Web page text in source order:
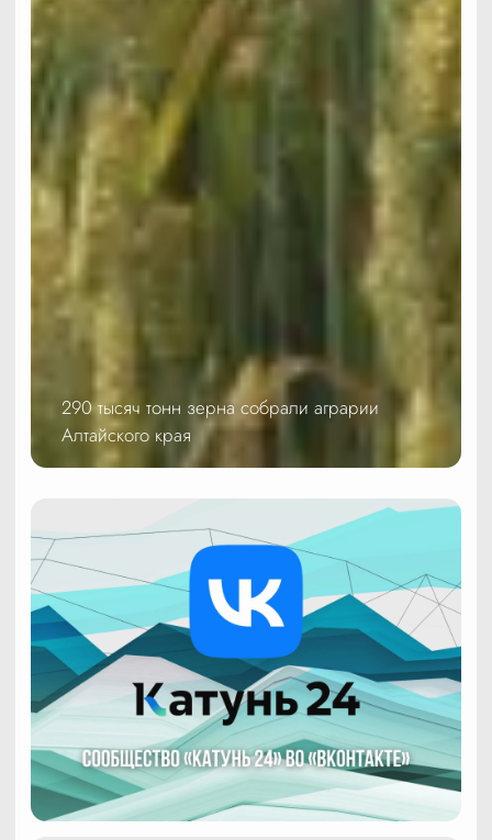
290 тысяч тонн зерна собрали аграрии
Алтайского края